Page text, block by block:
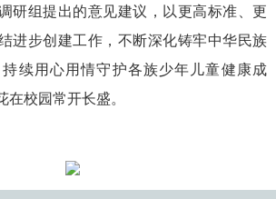
研组提出的意见建议，以更高标准、更
进步创建工作，不断深化铸牢中华民族
续用心用情守护各族少年儿童健康成
校园常开长盛。